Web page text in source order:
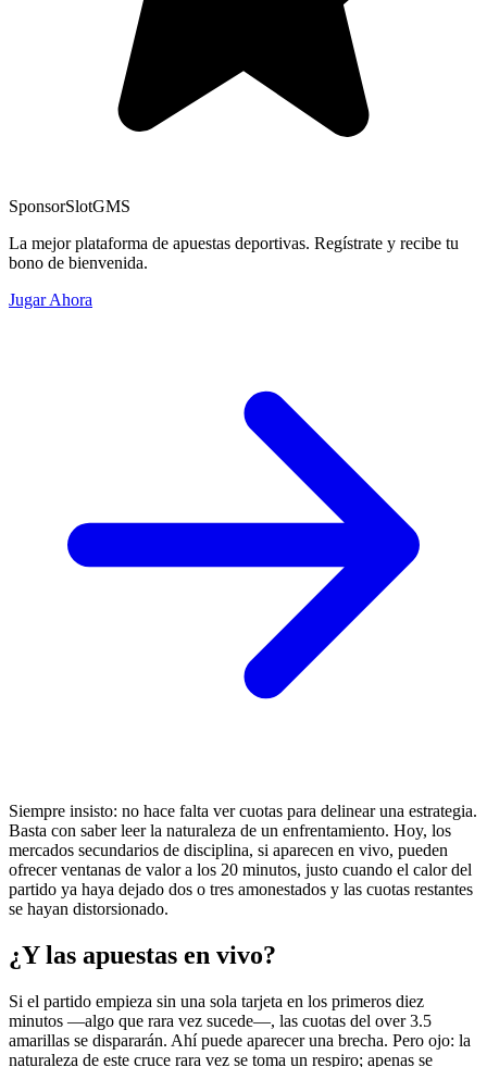
SponsorSlotGMS
La mejor plataforma de apuestas deportivas. Regístrate y recibe tu
bono de bienvenida.
Jugar Ahora
Siempre insisto: no hace falta ver cuotas para delinear una estrategia.
Basta con saber leer la naturaleza de un enfrentamiento. Hoy, los
mercados secundarios de disciplina, si aparecen en vivo, pueden
ofrecer ventanas de valor a los 20 minutos, justo cuando el calor del
partido ya haya dejado dos o tres amonestados y las cuotas restantes
se hayan distorsionado.
¿Y las apuestas en vivo?
Si el partido empieza sin una sola tarjeta en los primeros diez
minutos —algo que rara vez sucede—, las cuotas del over 3.5
amarillas se dispararán. Ahí puede aparecer una brecha. Pero ojo: la
naturaleza de este cruce rara vez se toma un respiro; apenas se